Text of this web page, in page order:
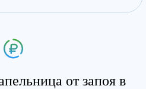
от запоя в